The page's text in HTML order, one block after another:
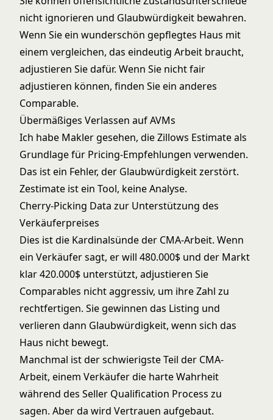
nicht ignorieren und Glaubwürdigkeit bewahren.
Wenn Sie ein wunderschön gepflegtes Haus mit
einem vergleichen, das eindeutig Arbeit braucht,
adjustieren Sie dafür. Wenn Sie nicht fair
adjustieren können, finden Sie ein anderes
Comparable.
Übermäßiges Verlassen auf AVMs
Ich habe Makler gesehen, die Zillows Estimate als
Grundlage für Pricing-Empfehlungen verwenden.
Das ist ein Fehler, der Glaubwürdigkeit zerstört.
Zestimate ist ein Tool, keine Analyse.
Cherry-Picking Data zur Unterstützung des
Verkäuferpreises
Dies ist die Kardinalsünde der CMA-Arbeit. Wenn
ein Verkäufer sagt, er will 480.000$ und der Markt
klar 420.000$ unterstützt, adjustieren Sie
Comparables nicht aggressiv, um ihre Zahl zu
rechtfertigen. Sie gewinnen das Listing und
verlieren dann Glaubwürdigkeit, wenn sich das
Haus nicht bewegt.
Manchmal ist der schwierigste Teil der CMA-
Arbeit, einem Verkäufer die harte Wahrheit
während des Seller Qualification Process zu
sagen. Aber da wird Vertrauen aufgebaut.